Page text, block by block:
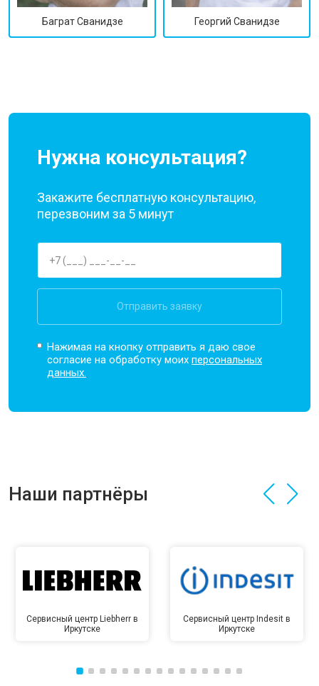
Баграт Сванидзе Георгий Сванидзе
Нужна консультация?
Закажите бесплатную консультацию,
перезвоним за 5 минут
Отправить заявку
Нажимая на кнопку отправить я даю свое
согласие на обработку моихперсональных
данных.
Наши партнёры
Сервисный центр Liebherr в
Иркутске
Сервисный центр Indesit в
Иркутске